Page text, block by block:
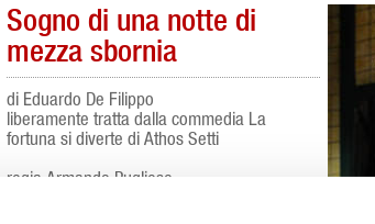
Sogno di una notte di
mezza sbornia
di Eduardo De Filippo
liberamente tratta dalla commedia La
fortuna si diverte di Athos Setti
regia Armando Pugliese